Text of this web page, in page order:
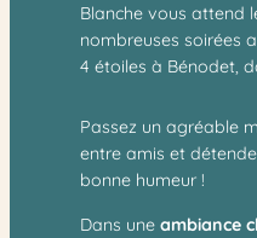
Blanche vous attend
nombreuses soirées
4 étoiles à Bénodet,
Passez un agréable
entre amis et
bonne humeur !
Dans uneambiance